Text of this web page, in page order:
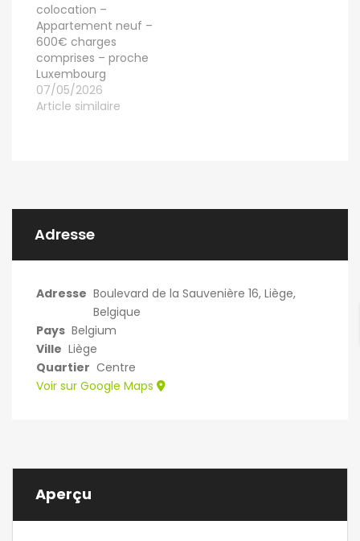
colocation –
Appartement neuf –
600€ charges
comprises – proche
Luxembourg
07/05/2026
Article similaire
Adresse
Adresse Boulevard de la Sauvenière 16, Liège,
Belgique
Pays Belgium
Ville Liège
Quartier Centre
Voir sur Google Maps
Aperçu